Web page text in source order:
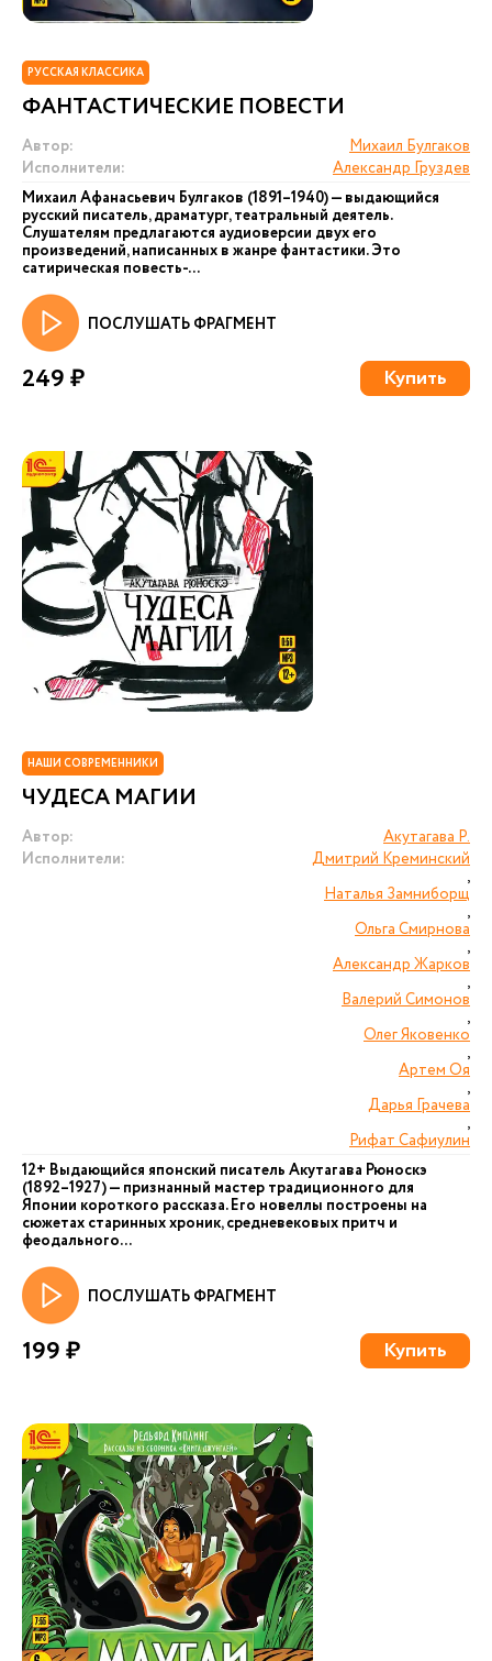
РУССКАЯ КЛАССИКА
ФАНТАСТИЧЕСКИЕ ПОВЕСТИ
Автор:
Михаил Булгаков
Исполнители:
Александр Груздев
Михаил Афанасьевич Булгаков (1891–1940) — выдающийся
русский писатель, драматург, театральный деятель.
Слушателям предлагаются аудиоверсии двух его
произведений, написанных в жанре фантастики. Это
сатирическая повесть-...
ПОСЛУШАТЬ ФРАГМЕНТ
249 ₽ Купить
НАШИ СОВРЕМЕННИКИ
ЧУДЕСА МАГИИ
Автор:
Акутагава Р.
Исполнители:
Дмитрий Креминский
,
Наталья Замниборщ
,
Ольга Смирнова
,
Александр Жарков
,
Валерий Симонов
,
Олег Яковенко
,
Артем Оя
,
Дарья Грачева
,
Рифат Сафиулин
12+ Выдающийся японский писатель Акутагава Рюноскэ
(1892–1927) — признанный мастер традиционного для
Японии короткого рассказа. Его новеллы построены на
сюжетах старинных хроник, средневековых притч и
феодального...
ПОСЛУШАТЬ ФРАГМЕНТ
199 ₽ Купить